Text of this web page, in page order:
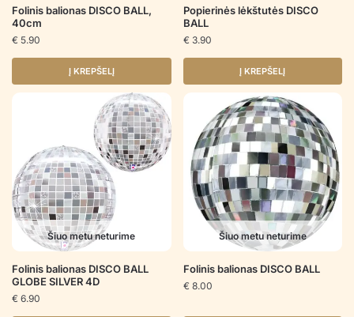
Folinis balionas DISCO BALL,
40cm
€ 5.90
Į KREPŠELĮ
Popierinės lėkštutės DISCO
BALL
€ 3.90
Į KREPŠELĮ
Šiuo metu neturime
Folinis balionas DISCO BALL
GLOBE SILVER 4D
€ 6.90
Šiuo metu neturime
Folinis balionas DISCO BALL
€ 8.00